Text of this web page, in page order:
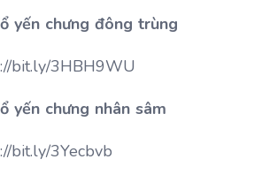
yến chưng đông trùng
bit.ly/3HBH9WU
yến chưng nhân sâm
bit.ly/3Yecbvb